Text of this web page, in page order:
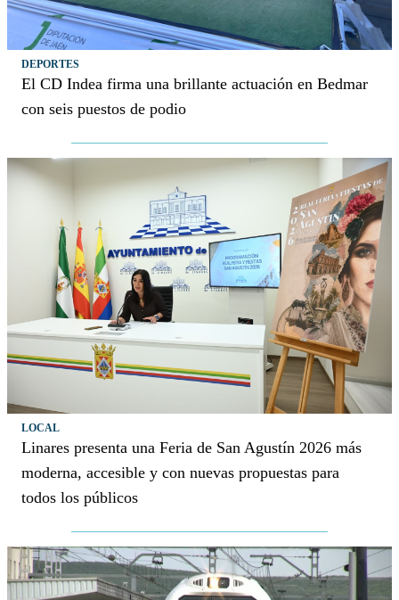
DEPORTES
El CD Indea firma una brillante actuación en Bedmar
con seis puestos de podio
LOCAL
Linares presenta una Feria de San Agustín 2026 más
moderna, accesible y con nuevas propuestas para
todos los públicos